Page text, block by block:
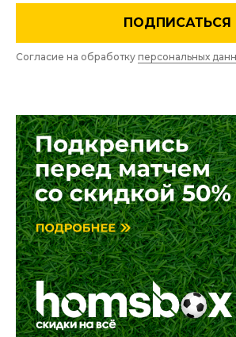
ПОДПИСАТЬСЯ
Согласие на обработку персональных